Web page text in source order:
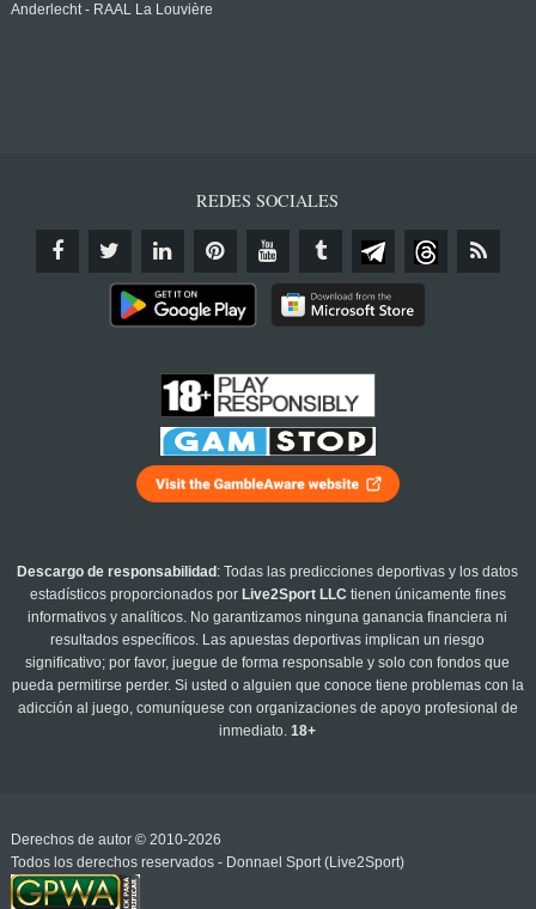
Anderlecht - RAAL La Louvière
REDES SOCIALES
Descargo de responsabilidad : Todas las predicciones deportivas y los datos
estadísticos proporcionados por Live2Sport LLC tienen únicamente fines
informativos y analíticos. No garantizamos ninguna ganancia financiera ni
resultados específicos. Las apuestas deportivas implican un riesgo
significativo; por favor, juegue de forma responsable y solo con fondos que
pueda permitirse perder. Si usted o alguien que conoce tiene problemas con la
adicción al juego, comuníquese con organizaciones de apoyo profesional de
inmediato.18+
Derechos de autor © 2010-2026
Todos los derechos reservados - Donnael Sport (Live2Sport)